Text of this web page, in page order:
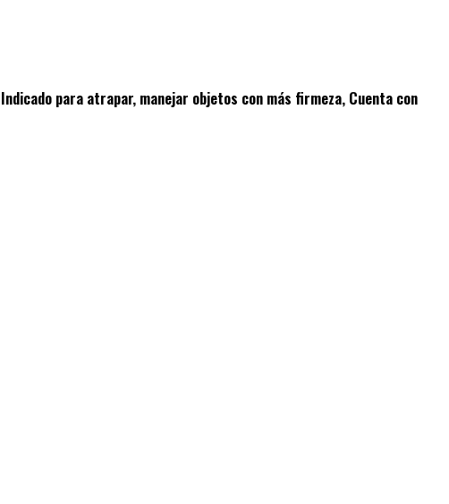
para atrapar, manejar objetos con más firmeza, Cuenta con